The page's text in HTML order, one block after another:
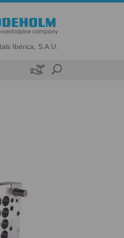
Ibérica, S.A.U.
